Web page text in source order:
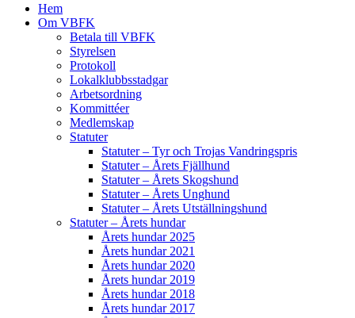
Hem
Om VBFK
Betala till VBFK
Styrelsen
Protokoll
Lokalklubbsstadgar
Arbetsordning
Kommittéer
Medlemskap
Statuter
Statuter – Tyr och Trojas Vandringspris
Statuter – Årets Fjällhund
Statuter – Årets Skogshund
Statuter – Årets Unghund
Statuter – Årets Utställningshund
Statuter – Årets hundar
Årets hundar 2025
Årets hundar 2021
Årets hundar 2020
Årets hundar 2019
Årets hundar 2018
Årets hundar 2017